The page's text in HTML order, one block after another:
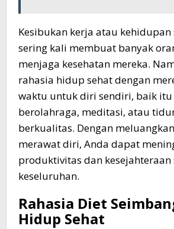
Kesibukan kerja atau
sering kali membuat banyak
menjaga kesehatan mereka.
rahasia hidup sehat dengan
waktu untuk diri sendiri, baik
berolahraga, meditasi, atau
berkualitas. Dengan
merawat diri, Anda dapat
produktivitas dan kesejahteraan
keseluruhan.
Rahasia Diet
Hidup Sehat